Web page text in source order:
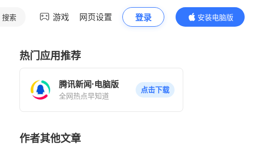
搜索 游戏 网页设置 登录
安装电脑版
内容更精彩
热门应用推荐
腾讯新闻·电脑版
全网热点早知道
点击下载
作者其他文章